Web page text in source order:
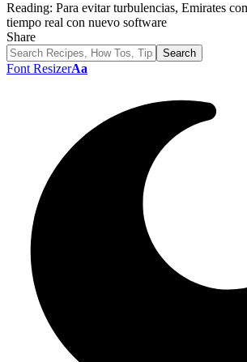
Reading: Para evitar turbulencias, Emirates
tiempo real con nuevo software
Share
Font ResizerAa